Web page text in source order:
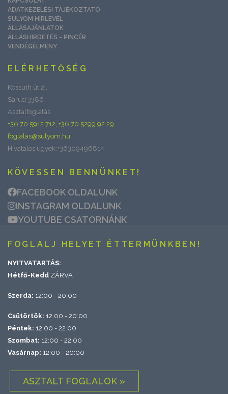
ADATKEZELÉSI TÁJÉKOZTATÓ
SULYOM HÍRLEVÉL
ÁLLÁSAJÁNLATOK
ÁLLÁSHIRDETÉS - PINCÉR
VENDÉGÉLMÉNY
ELÉRHETŐSÉG
Kossuth út 2.,
Sarud 3386
Asztalfoglalás:
+36 70 5912 712; +36 70 5299 92 29
foglalas@sulyom.hu
Hivatalos ügyek:+36309496814
KÖVESSEN BENNÜNKET!
FACEBOOK OLDALUNK
INSTAGRAM OLDALUNK
YOUTUBE CSATORNÁNK
FOGLALJ HELYET ÉTTERMÜNKBEN!
NYITVATARTÁS:
Hétfő-Kedd ZÁRVA
Szerda: 12:00 - 20:00
Csütörtök: 12:00 - 20:00
Péntek: 12:00 - 22:00
Szombat: 12:00 - 22:00
Vasárnap: 12:00 - 20:00
ASZTALT FOGLALOK »